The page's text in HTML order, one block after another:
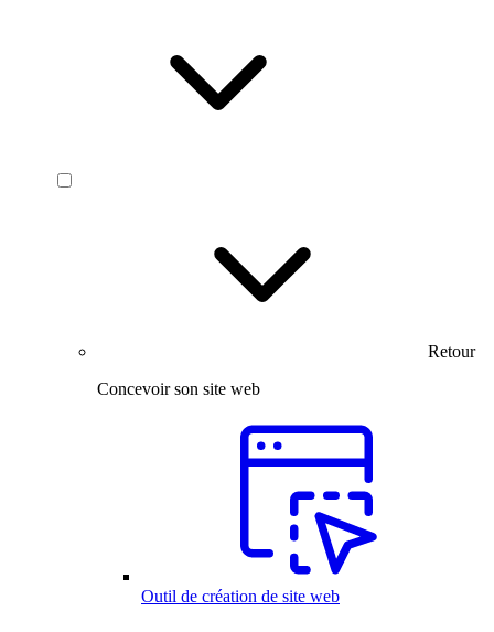
Retour
Concevoir son site web
Outil de création de site web